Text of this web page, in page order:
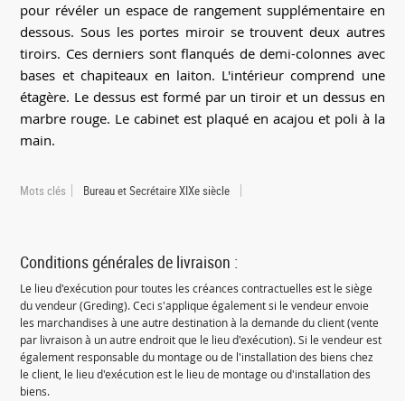
pour révéler un espace de rangement supplémentaire en
dessous. Sous les portes miroir se trouvent deux autres
tiroirs. Ces derniers sont flanqués de demi-colonnes avec
bases et chapiteaux en laiton. L'intérieur comprend une
étagère. Le dessus est formé par un tiroir et un dessus en
marbre rouge. Le cabinet est plaqué en acajou et poli à la
main.
Mots clés Bureau et Secrétaire XIXe siècle
Conditions générales de livraison :
Le lieu d'exécution pour toutes les créances contractuelles est le siège
du vendeur (Greding). Ceci s'applique également si le vendeur envoie
les marchandises à une autre destination à la demande du client (vente
par livraison à un autre endroit que le lieu d'exécution). Si le vendeur est
également responsable du montage ou de l'installation des biens chez
le client, le lieu d'exécution est le lieu de montage ou d'installation des
biens.